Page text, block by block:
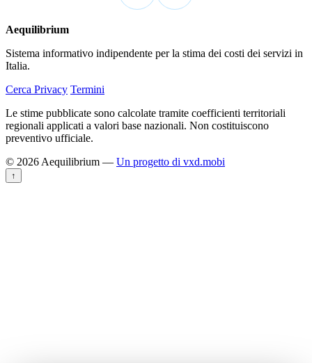
Aequilibrium
Sistema informativo indipendente per la stima dei costi dei servizi in
Italia.
Cerca Privacy Termini
Le stime pubblicate sono calcolate tramite coefficienti territoriali
regionali applicati a valori base nazionali. Non costituiscono
preventivo ufficiale.
© 2026 Aequilibrium — Un progetto di vxd.mobi
↑